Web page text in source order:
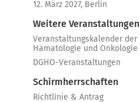
12. März 2027, Berlin
Weitere Veranstaltungen
Veranstaltungskalender der
Hämatologie und Onkologie
DGHO-Veranstaltungen
Schirmherrschaften
Richtlinie & Antrag